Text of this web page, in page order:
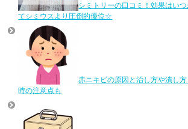
シミトリーの口コミ！効果はい
てシミウスより圧倒的優位☆
赤ニキビの原因と治し方や潰し
時の注意点も